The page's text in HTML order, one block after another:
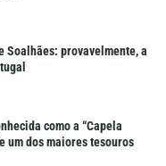
Soalhães: provavelmente, a
como a “Capela
um dos maiores tesouros